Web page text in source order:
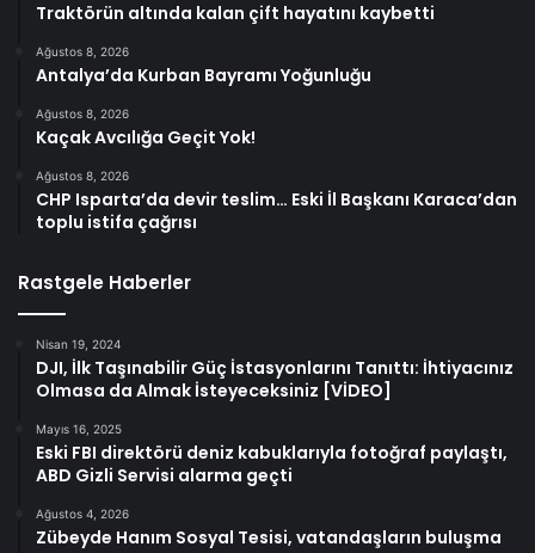
Traktörün altında kalan çift hayatını kaybetti
Ağustos 8, 2026
Antalya’da Kurban Bayramı Yoğunluğu
Ağustos 8, 2026
Kaçak Avcılığa Geçit Yok!
Ağustos 8, 2026
CHP Isparta’da devir teslim… Eski İl Başkanı Karaca’dan
toplu istifa çağrısı
Rastgele Haberler
Nisan 19, 2024
DJI, İlk Taşınabilir Güç İstasyonlarını Tanıttı: İhtiyacınız
Olmasa da Almak İsteyeceksiniz [VİDEO]
Mayıs 16, 2025
Eski FBI direktörü deniz kabuklarıyla fotoğraf paylaştı,
ABD Gizli Servisi alarma geçti
Ağustos 4, 2026
Zübeyde Hanım Sosyal Tesisi, vatandaşların buluşma